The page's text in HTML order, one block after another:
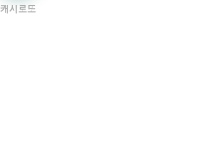
캐시로또